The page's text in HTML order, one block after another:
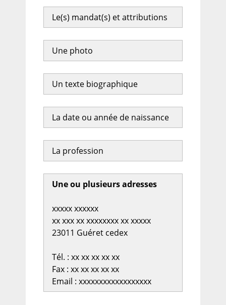
Le(s) mandat(s) et attributions
Une photo
Un texte biographique
La date ou année de naissance
La profession
Une ou plusieurs adresses
xxxxx xxxxxx
xx xxx xx xxxxxxxx xx xxxxx
23011 Guéret cedex
Tél. : xx xx xx xx xx
Fax : xx xx xx xx xx
Email : xxxxxxxxxxxxxxxxxx